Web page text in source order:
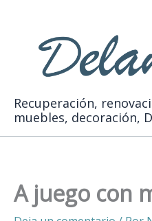
contenido
Recuperación,
muebles, decoración,
A juego con